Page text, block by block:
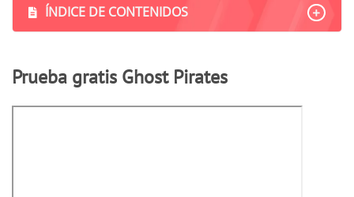
ÍNDICE DE CONTENIDOS
Prueba gratis Ghost Pirates